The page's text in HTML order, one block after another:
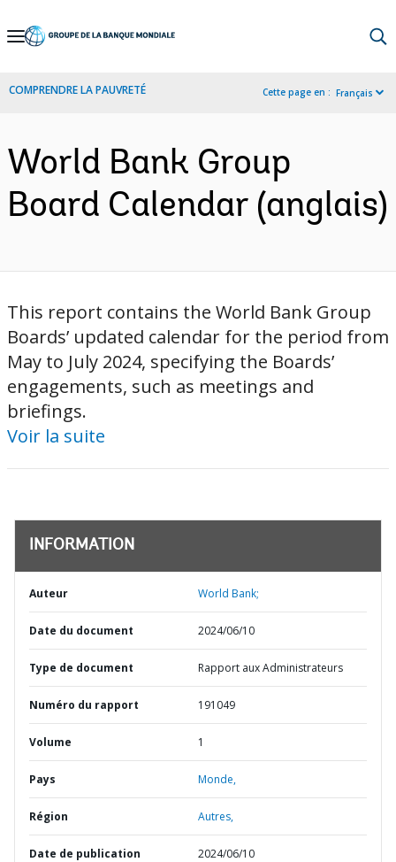
Skip
Navigation
COMPRENDRE LA PAUVRETÉ Cette page en : Français
World Bank Group
Board Calendar (anglais)
This report contains the World Bank Group
Boards’ updated calendar for the period from
May to July 2024, specifying the Boards’
engagements, such as meetings and
briefings.
Voir la suite
INFORMATION
Auteur World Bank;
Date du document 2024/06/10
Type de document Rapport aux Administrateurs
Numéro du rapport 191049
Volume 1
Pays Monde,
Région Autres,
Date de publication 2024/06/10